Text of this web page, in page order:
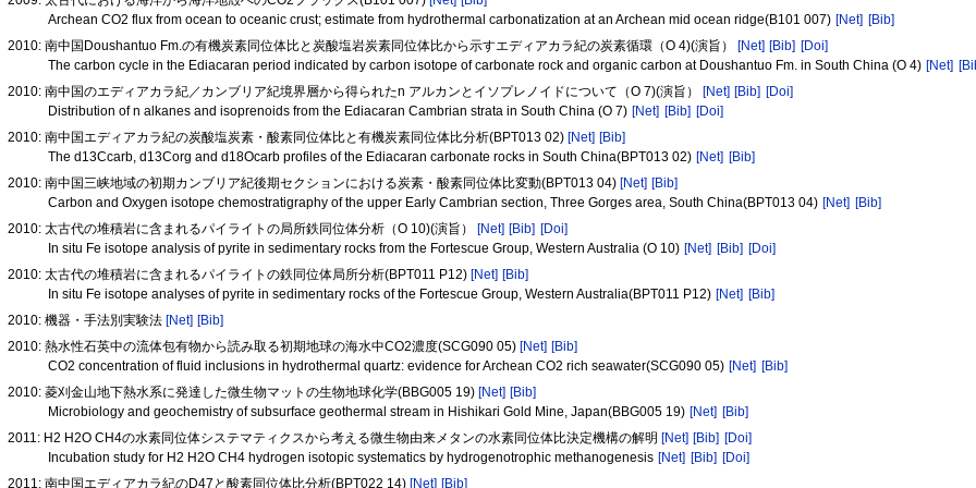
Archean CO2 flux from ocean to oceanic crust; estimate from hydrothermal carbonatization at an Archean mid ocean ridge(B101 007) [Net] [Bib]
2010: 南中国Doushantuo Fm.の有機炭素同位体比と炭酸塩岩炭素同位体比から示すエディアカラ紀の炭素循環（O 4)(演旨）[Net] [Bib] [Doi]
The carbon cycle in the Ediacaran period indicated by carbon isotope of carbonate rock and organic carbon at Doushantuo Fm. in South China (O 4) [Net]
2010: 南中国のエディアカラ紀／カンブリア紀境界層から得られたn アルカンとイソプレノイドについて（O 7)(演旨）[Net] [Bib] [Doi]
Distribution of n alkanes and isoprenoids from the Ediacaran Cambrian strata in South China (O 7) [Net] [Bib] [Doi]
2010: 南中国エディアカラ紀の炭酸塩炭素・酸素同位体比と有機炭素同位体比分析(BPT013 02)[Net] [Bib]
The d13Ccarb, d13Corg and d18Ocarb profiles of the Ediacaran carbonate rocks in South China(BPT013 02) [Net] [Bib]
2010: 南中国三峡地域の初期カンブリア紀後期セクションにおける炭素・酸素同位体比変動(BPT013 04)[Net] [Bib]
Carbon and Oxygen isotope chemostratigraphy of the upper Early Cambrian section, Three Gorges area, South China(BPT013 04) [Net] [Bib]
2010: 太古代の堆積岩に含まれるパイライトの局所鉄同位体分析（O 10)(演旨） [Net] [Bib] [Doi]
In situ Fe isotope analysis of pyrite in sedimentary rocks from the Fortescue Group, Western Australia (O 10) [Net] [Bib] [Doi]
2010: 太古代の堆積岩に含まれるパイライトの鉄同位体局所分析(BPT011 P12) [Net] [Bib]
In situ Fe isotope analyses of pyrite in sedimentary rocks of the Fortescue Group, Western Australia(BPT011 P12) [Net] [Bib]
2010: 機器・手法別実験法 [Net] [Bib]
2010: 熱水性石英中の流体包有物から読み取る初期地球の海水中CO2濃度(SCG090 05) [Net] [Bib]
CO2 concentration of fluid inclusions in hydrothermal quartz: evidence for Archean CO2 rich seawater(SCG090 05) [Net] [Bib]
2010: 菱刈金山地下熱水系に発達した微生物マットの生物地球化学(BBG005 19) [Net] [Bib]
Microbiology and geochemistry of subsurface geothermal stream in Hishikari Gold Mine, Japan(BBG005 19) [Net] [Bib]
2011: H2 H2O CH4の水素同位体システマティクスから考える微生物由来メタンの水素同位体比決定機構の解明 [Net] [Bib] [Doi]
Incubation study for H2 H2O CH4 hydrogen isotopic systematics by hydrogenotrophic methanogenesis [Net] [Bib] [Doi]
2011: 南中国エディアカラ紀のD47と酸素同位体比分析(BPT022 14) [Net] [Bib]